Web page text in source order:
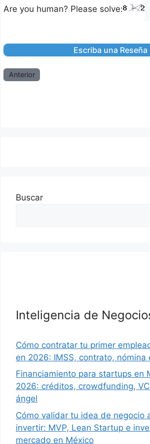
Are you human? Please solve:
Anterior
Buscar
Inteligencia de
Cómo contratar tu primer
en 2026: IMSS, contrato, nómina
Financiamiento para startups en
2026: créditos, crowdfunding,
ángel
Cómo validar tu idea de negocio
invertir: MVP, Lean Startup e
mercado en México